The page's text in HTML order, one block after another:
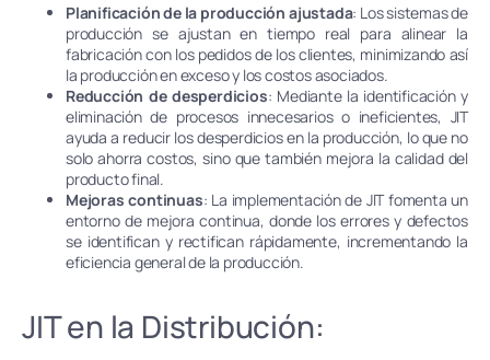
Planificación de la producción ajustada: Los sistemas de
producción se ajustan en tiempo real para alinear la
fabricación con los pedidos de los clientes, minimizando así
la producción en exceso y los costos asociados.
Reducción de desperdicios: Mediante la identificación y
eliminación de procesos innecesarios o ineficientes, JIT
ayuda a reducir los desperdicios en la producción, lo que no
solo ahorra costos, sino que también mejora la calidad del
producto final.
Mejoras continuas: La implementación de JIT fomenta un
entorno de mejora continua, donde los errores y defectos
se identifican y rectifican rápidamente, incrementando la
eficiencia general de la producción.
JIT en la Distribución: